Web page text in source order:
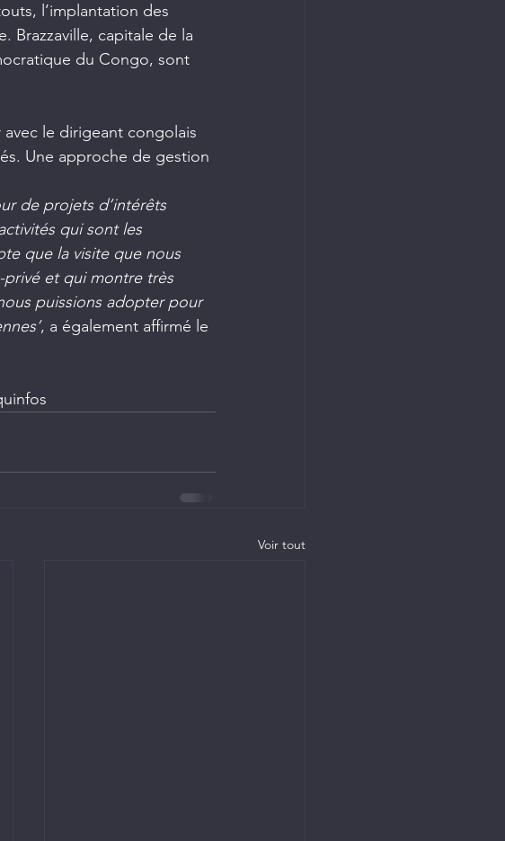
l’implantation des
Brazzaville, capitale de la
du Congo, sont
avec le dirigeant congolais
Une approche de gestion
de projets d’intérêts
qui sont les
que la visite que nous
privé et qui montre très
puissions adopter pour
, a également affirmé le
Voir tout